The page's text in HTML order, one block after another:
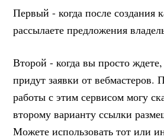
Первый - когда после создания
рассылаете предложения
Второй - когда вы просто
придут заявки от вебмастеров.
работы с этим сервисом могу
второму варианту ссылки
Можете использовать тот или